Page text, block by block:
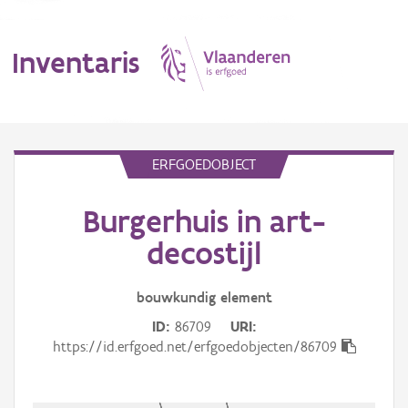
Inventaris
Erfgoedobject
ERFGOEDOBJECT
Burgerhuis in art-
decostijl
bouwkundig element
ID 86709
URI
https://id.erfgoed.net/erfgoedobjecten/86709